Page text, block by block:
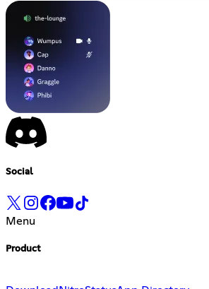
Social
Menu
Product